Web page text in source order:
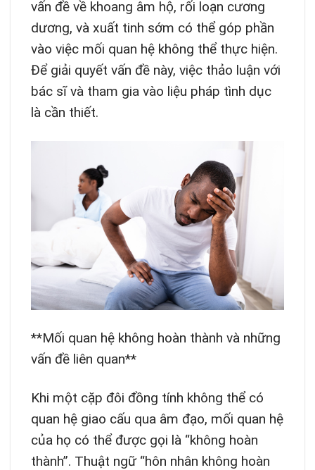
vấn đề về khoang âm hộ, rối loạn cương
dương, và xuất tinh sớm có thể góp phần
vào việc mối quan hệ không thể thực hiện.
Để giải quyết vấn đề này, việc thảo luận với
bác sĩ và tham gia vào liệu pháp tình dục
là cần thiết.
**Mối quan hệ không hoàn thành và những
vấn đề liên quan**
Khi một cặp đôi đồng tính không thể có
quan hệ giao cấu qua âm đạo, mối quan hệ
của họ có thể được gọi là “không hoàn
thành”. Thuật ngữ “hôn nhân không hoàn